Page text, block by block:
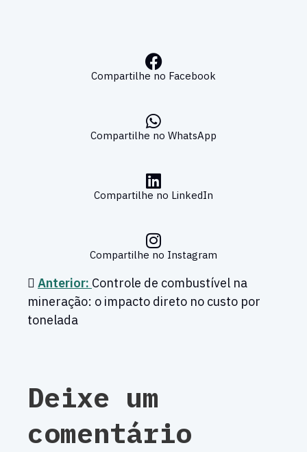
Compartilhe no Facebook
Compartilhe no WhatsApp
Compartilhe no LinkedIn
Compartilhe no Instagram
Anterior: Controle de combustível na
mineração: o impacto direto no custo por
tonelada
Deixe um
comentário